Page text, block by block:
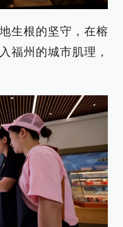
生根的坚守，在榕
福州的城市肌理，